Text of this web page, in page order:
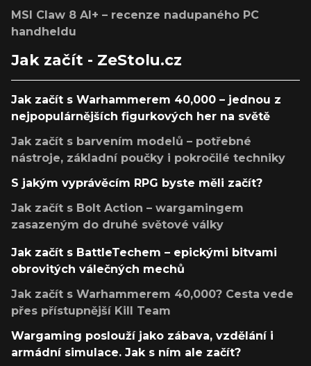
MSI Claw 8 AI+ – recenze nadupaného PC
handheldu
Jak začít - ZeStolu.cz
Jak začít s Warhammerem 40,000 – jednou z
nejpopulárnějších figurkových her na světě
Jak začít s barvením modelů – potřebné
nástroje, základní poučky i pokročilé techniky
S jakým vyprávěcím RPG byste měli začít?
Jak začít s Bolt Action – wargamingem
zasazeným do druhé světové války
Jak začít s BattleTechem – epickými bitvami
obrovitých válečných mechů
Jak začít s Warhammerem 40,000? Cesta vede
přes přístupnější Kill Team
Wargaming poslouží jako zábava, vzdělání i
armádní simulace. Jak s ním ale začít?